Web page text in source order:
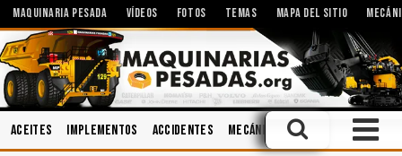
MAQUINARIA PESADA VÍDEOS FOTOS TEMAS MAPA DEL SITIO
Aceites Implementos Accidentes Mecánica Operación